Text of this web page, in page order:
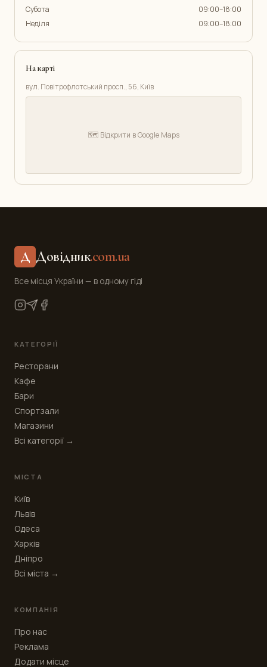
Субота
09:00–18:00
Неділя
09:00–18:00
На карті
вул. Повітрофлотський просп., 56, Київ
🗺️ Відкрити в Google Maps
Д Довідник.com.ua
Все місця України — в одному гіді
КАТЕГОРІЇ
Ресторани
Кафе
Бари
Спортзали
Магазини
Всі категорії →
МІСТА
Київ
Львів
Одеса
Харків
Дніпро
Всі міста →
КОМПАНІЯ
Про нас
Реклама
Додати місце